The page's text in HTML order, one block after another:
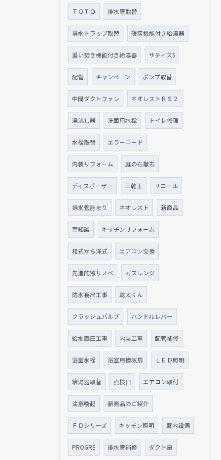
ＴＯＴＯ 排水管取替
排水トラップ取替 暖房機能付き給湯器
追い焚き機能付き給湯器 サティスS
配管 キャンペーン ポンプ取替
中間ダクトファン ネオレストＲＳ２
湯沸し器 洗面用水栓 トイレ修理
水栓取替 エラーコード
内装リフォーム 庭の石撤去
ディスポーザー 三乾王 リコール
排水管詰まり ネオレスト 新商品
豆知識 キッチンリフォーム
和式から洋式 エアコン交換
先進的窓リノベ ガスレンジ
防水長尺工事 乾太くん
フラッシュバルブ ハンドルレバー
給水直圧工事 内装工事 配管補修
浴室水栓 浴室用換気扇 ＬＥＤ照明
給湯器取替 点検口 エアコン取付
注意喚起 新商品のご紹介
ＦＤシリーズ キッチン照明 室内設備
PROGRE 排水管補修 ダクト扇